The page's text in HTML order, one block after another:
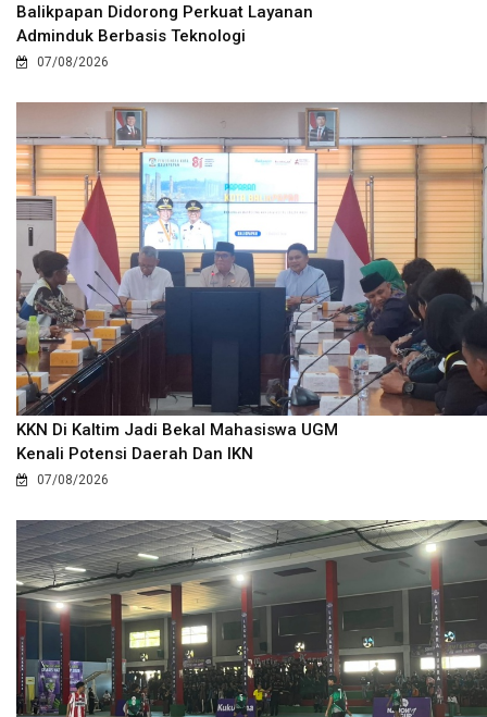
Balikpapan Didorong Perkuat Layanan
Adminduk Berbasis Teknologi
07/08/2026
KKN Di Kaltim Jadi Bekal Mahasiswa UGM
Kenali Potensi Daerah Dan IKN
07/08/2026